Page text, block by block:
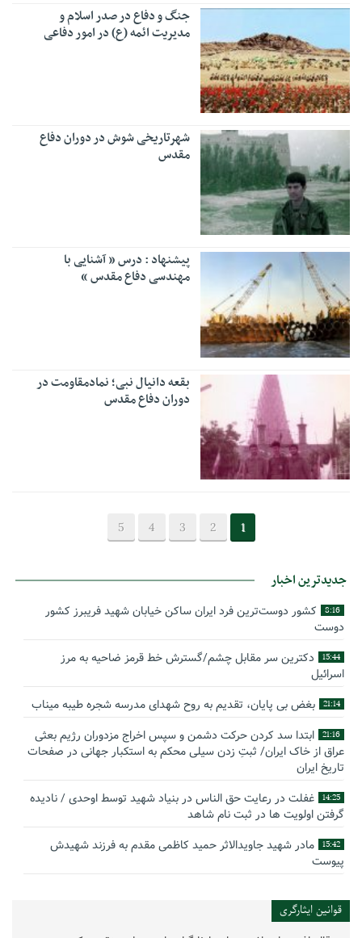
جنگ و دفاع در صدر اسلام و
مدیریت ائمه (ع) در امور دفاعی
شهرتاریخی شوش در دوران دفاع
مقدس
پیشنهاد : درس ” آشنایی با
مهندسی دفاع مقدس “
بقعه دانیال نبی؛ نمادمقاومت در
دوران دفاع مقدس
1
2
3
4
5
جدیدترین اخبار
8:16
کشور دوست‌ترین فرد ایران ساکن خیابان شهید فریبرز کشور
دوست
15:44
دکترین سر مقابل چشم/گسترش خط قرمز ضاحیه به مرز
اسرائیل
21:14 بغض بی پایان، تقدیم به روح شهدای مدرسه شجره طیبه میناب
21:16 ابتدا سد کردن حرکت دشمن و سپس اخراج مزدوران رژیم بعثی
عراق از خاک ایران/ ثبتِ زدن سیلی محکم به استکبار جهانی در صفحات
تاریخ ایران
14:25 غفلت در رعایت حق الناس در بنیاد شهید توسط اوحدی / نادیده
گرفتن اولویت ها در ثبت نام شاهد
15:42 مادر شهید جاویدالاثر حمید کاظمی مقدم به فرزند شهیدش
پیوست
16:17 بیانیه سپاه پاسداران انقلاب اسلامی به مناسبت چهل‌ودومین
قوانین ایثارگری